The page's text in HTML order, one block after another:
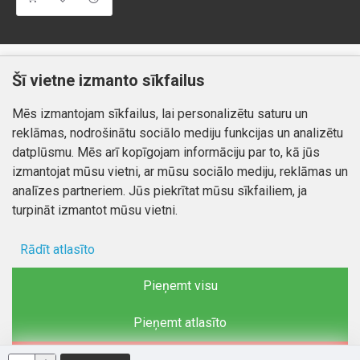
Klientiem
Kontakti
Preču atgriešana
Mans profils
Mans profils
Pasūtījumi
Piegāde un apmaksa
Atteikuma tiesības
Privātuma politika
Kontakti
Autortiesības © 2026, www.autobode.lv, Visas tiesības
Šī vietne izmanto sīkfailus
Mēs izmantojam sīkfailus, lai personalizētu saturu un
reklāmas, nodrošinātu sociālo mediju funkcijas un analizētu
datplūsmu. Mēs arī kopīgojam informāciju par to, kā jūs
izmantojat mūsu vietni, ar mūsu sociālo mediju, reklāmas un
analīzes partneriem. Jūs piekrītat mūsu sīkfailiem, ja
turpināt izmantot mūsu vietni.
Rādīt atlasīto
Reklāmas personalizēšana
Pieņemt visu
Pieņemt atlasīto